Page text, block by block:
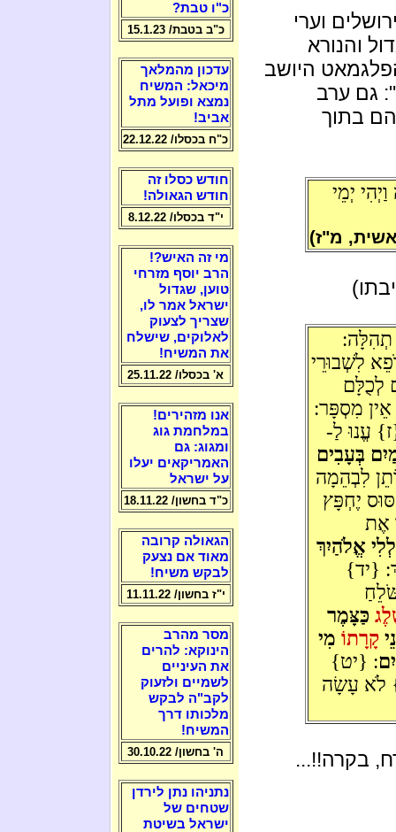
וערי
והנורא
היושב
גם ערב
בתוך
יְמֵי
מ"ז)
תְהִלָּה:
לִשְׁבוּרֵי
לְכֻלָּם
אֵין מִסְפָּר:
עֱנוּ לַ-
בְּעָבִים
לִבְהֵמָה
יֶחְפָּץ
אֶת
אֱלֹהַיִךְ
{יד}
כַּצָּמֶר
קָרָתוֹ מִי
: {יט}
עָשָׂה
בקרה!!...
כ"ו טבת?
כ"ב בטבת/ 15.1.23
עדכון מהמלאך
מיכאל: המשיח
נמצא ופועל מתל
אביב!
כ"ח בכסלו/ 22.12.22
חודש כסלו זה
חודש הגאולה!
י"ד בכסלו/ 8.12.22
מי זה האיש?!
הרב יוסף מזרחי
טוען, שגדול
ישראל אמר לו,
שצריך לצעוק
לאלוקים, שישלח
את המשיח!
א' בכסלו/ 25.11.22
אנו מזהירים!
במלחמת גוג
ומגוג: גם
האמריקאים יעלו
על ישראל
כ"ד בחשון/ 18.11.22
הגאולה קרובה
מאוד אם נצעק
לבקש משיח!
י"ז בחשון/ 11.11.22
מסר מהרב
הינוקא: להרים
את העיניים
לשמיים ולזעוק
לקב"ה לבקש
מלכותו דרך
המשיח!
ה' בחשון/ 30.10.22
נתניהו נתן לירדן
שטחים של
ישראל בשיטת